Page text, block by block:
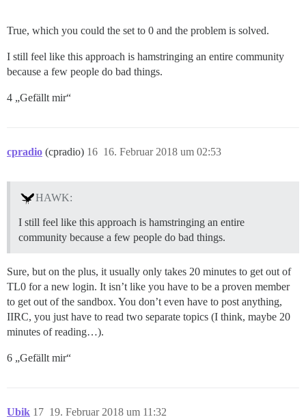
True, which you could the set to 0 and the problem is solved.
I still feel like this approach is hamstringing an entire community
because a few people do bad things.
4 „Gefällt mir“
cpradio (cpradio) 16. Februar 2018 um 02:53
16
HAWK:
I still feel like this approach is hamstringing an entire
community because a few people do bad things.
Sure, but on the plus, it usually only takes 20 minutes to get out of
TL0 for a new login. It isn’t like you have to be a proven member
to get out of the sandbox. You don’t even have to post anything,
IIRC, you just have to read two separate topics (I think, maybe 20
minutes of reading…).
6 „Gefällt mir“
Ubik 19. Februar 2018 um 11:32
17